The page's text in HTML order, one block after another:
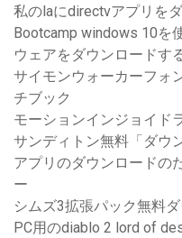
私のlaにdirectvアプリを
Bootcamp windows 10を
ウェアをダウンロードす
サイモンウォーカーフォ
チブック
モーションインジョイド
サンディトン無料「ダウ
アプリのダウンロードの
ー
シムズ3拡張パック無料
PC用のdiablo 2 lord of